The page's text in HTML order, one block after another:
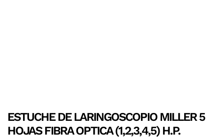
ESTUCHE DE LARINGOSCOPIO MILLER 5
HOJAS FIBRA OPTICA (1,2,3,4,5) H.P.